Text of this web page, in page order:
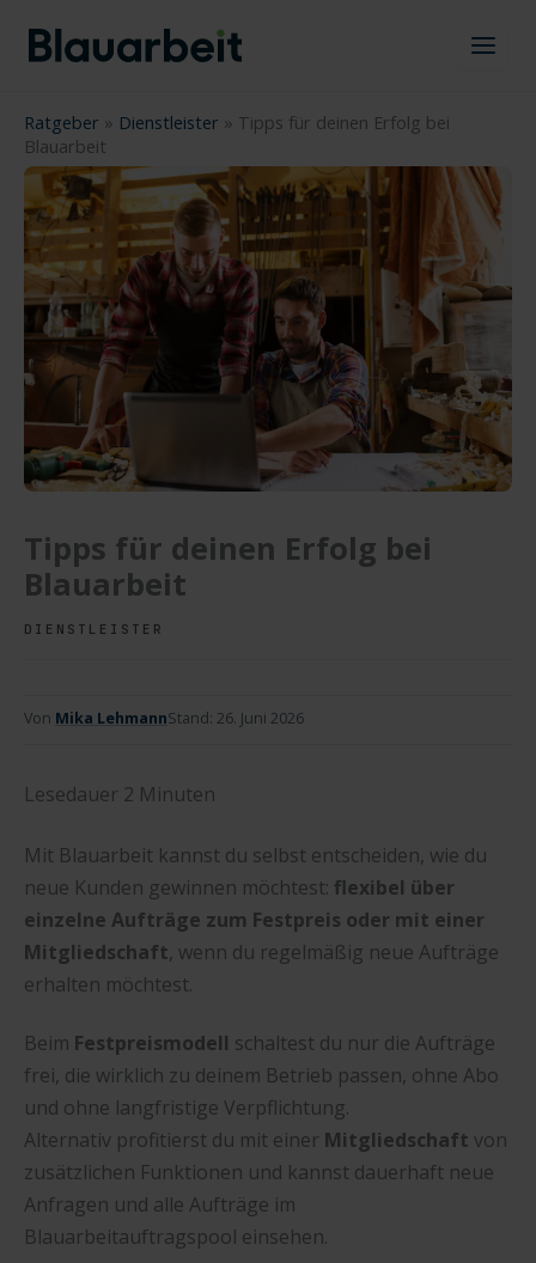
Inhalt
springen
Ratgeber » Dienstleister » Tipps für deinen Erfolg bei
Blauarbeit
Tipps für deinen Erfolg bei
Blauarbeit
DIENSTLEISTER
Von Mika LehmannStand: 26. Juni 2026
Lesedauer 2 Minuten
Mit Blauarbeit kannst du selbst entscheiden, wie du
neue Kunden gewinnen möchtest: flexibel über
einzelne Aufträge zum Festpreis oder mit einer
Mitgliedschaft, wenn du regelmäßig neue Aufträge
erhalten möchtest.
Beim Festpreismodell schaltest du nur die Aufträge
frei, die wirklich zu deinem Betrieb passen, ohne Abo
und ohne langfristige Verpflichtung.
Alternativ profitierst du mit einer Mitgliedschaft von
zusätzlichen Funktionen und kannst dauerhaft neue
Anfragen und alle Aufträge im
Blauarbeitauftragspool einsehen.